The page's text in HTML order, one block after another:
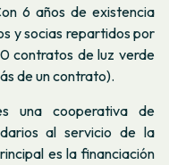
6 años de existencia
y socias repartidos por
contratos de luz verde
de un contrato).
una cooperativa de
al servicio de la
es la financiación